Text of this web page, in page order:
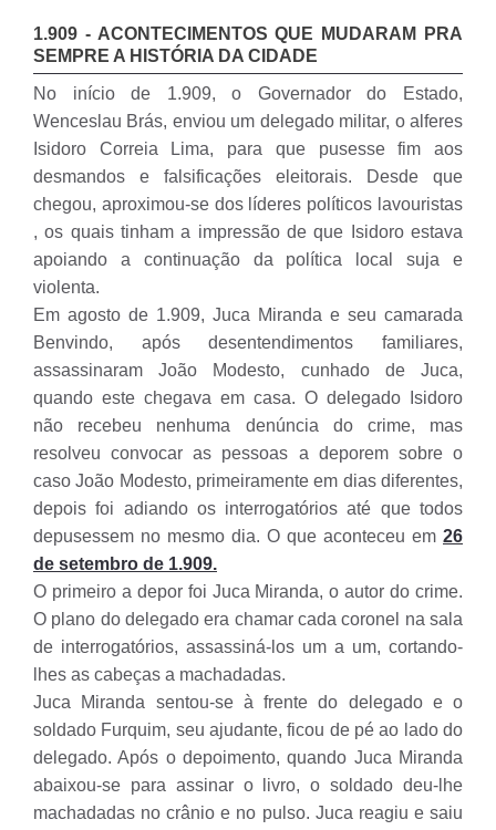
1.909 - ACONTECIMENTOS QUE MUDARAM PRA
SEMPRE A HISTÓRIA DA CIDADE
No início de 1.909, o Governador do Estado,
Wenceslau Brás, enviou um delegado militar, o alferes
Isidoro Correia Lima, para que pusesse fim aos
desmandos e falsificações eleitorais. Desde que
chegou, aproximou-se dos líderes políticos lavouristas
, os quais tinham a impressão de que Isidoro estava
apoiando a continuação da política local suja e
violenta.
Em agosto de 1.909, Juca Miranda e seu camarada
Benvindo, após desentendimentos familiares,
assassinaram João Modesto, cunhado de Juca,
quando este chegava em casa. O delegado Isidoro
não recebeu nenhuma denúncia do crime, mas
resolveu convocar as pessoas a deporem sobre o
caso João Modesto, primeiramente em dias diferentes,
depois foi adiando os interrogatórios até que todos
depusessem no mesmo dia. O que aconteceu em 26
de setembro de 1.909.
O primeiro a depor foi Juca Miranda, o autor do crime.
O plano do delegado era chamar cada coronel na sala
de interrogatórios, assassiná-los um a um, cortando-
lhes as cabeças a machadadas.
Juca Miranda sentou-se à frente do delegado e o
soldado Furquim, seu ajudante, ficou de pé ao lado do
delegado. Após o depoimento, quando Juca Miranda
abaixou-se para assinar o livro, o soldado deu-lhe
machadadas no crânio e no pulso. Juca reagiu e saiu